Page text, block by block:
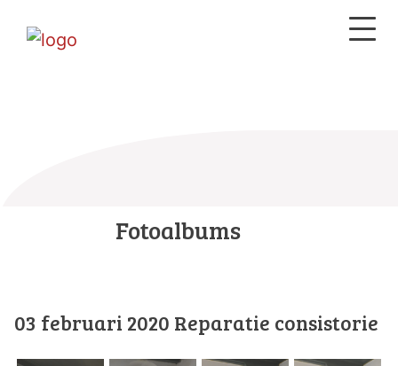
Fotoalbums
03 februari 2020 Reparatie consistorie